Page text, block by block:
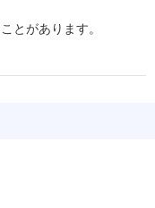
とがあります。